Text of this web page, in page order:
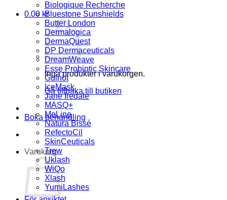
0.00 kr
Inga produkter i varukorgen.
Gå tillbaka till butiken
Boka behandling
Varukorg
Biologique Recherche
Bluestone Sunshields
Butter London
Dermalogica
DermaQuest
DP Dermaceuticals
DreamWeave
Esse Probiotic Skincare
Guinot
IceMask
Jane Iredale
MASQ+
MeLine
Natura Bissé
RefectoCil
SkinCeuticals
Trew
Uklash
WiQo
Xlash
YumiLashes